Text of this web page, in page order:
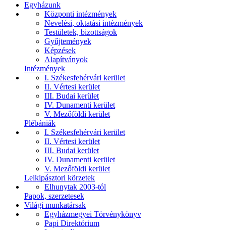
Egyházunk
Központi intézmények
Nevelési, oktatási intézmények
Testületek, bizottságok
Gyűjtemények
Képzések
Alapítványok
Intézmények
I. Székesfehérvári kerület
II. Vértesi kerület
III. Budai kerület
IV. Dunamenti kerület
V. Mezőföldi kerület
Plébániák
I. Székesfehérvári kerület
II. Vértesi kerület
III. Budai kerület
IV. Dunamenti kerület
V. Mezőföldi kerület
Lelkipásztori körzetek
Elhunytak 2003-tól
Papok, szerzetesek
Világi munkatársak
Egyházmegyei Törvénykönyv
Papi Direktórium